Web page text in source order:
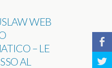
WEB
– LE
AL
b
a